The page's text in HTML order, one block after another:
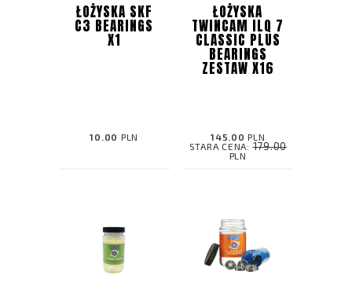
ŁOŻYSKA SKF
C3 BEARINGS
X1
10.00 PLN
ŁOŻYSKA
TWINCAM ILQ 7
CLASSIC PLUS
BEARINGS
ZESTAW X16
145.00 PLN
STARA CENA:179.00
PLN